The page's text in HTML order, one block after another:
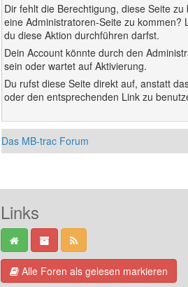
Dir fehlt die Berechtigung, diese Seite
eine Administratoren-Seite zu kommen?
du diese Aktion durchführen darfst.
Dein Account könnte durch den
sein oder wartet auf Aktivierung.
Du rufst diese Seite direkt auf, anstatt
oder den entsprechenden Link zu
Das MB-trac Forum
Links
Alle Foren als gelesen markieren